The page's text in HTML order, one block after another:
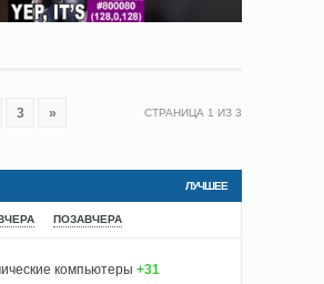
3 » СТРАНИЦА 1 ИЗ 3
ЛУЧШЕЕ
ПОЗАВЧЕРА
компьютеры +31